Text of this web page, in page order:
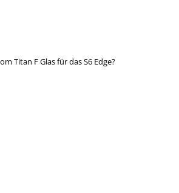
Titan F Glas für das S6 Edge?